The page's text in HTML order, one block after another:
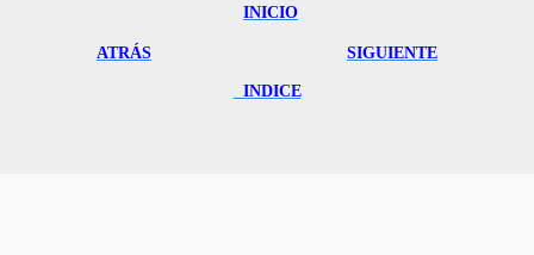
INICIO
ATRÁS
SIGUIENTE
INDICE